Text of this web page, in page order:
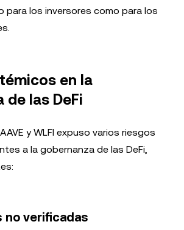
para los inversores como para los
en la
de las DeFi
y WLFI expuso varios riesgos
a la gobernanza de las DeFi,
no verificadas